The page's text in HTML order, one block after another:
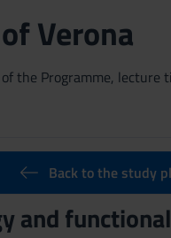
Verona
the Programme,
Back to the study
and